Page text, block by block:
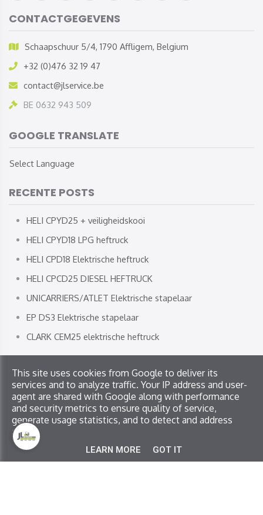
CONTACTGEGEVENS
Schaapschuur 5/4, 1790 Affligem, Belgium
+32 (0)476 32 19 47
contact@jlservice.be
BE 0632 943 509
GOOGLE TRANSLATE
Select Language
RECENTE POSTS
HELI CPYD25 + veiligheidskooi
HELI CPYD18 LPG heftruck
HELI CPD18 Elektrische heftruck
HELI CPCD25 DIESEL HEFTRUCK
UNICARRIERS/ATLET Elektrische stapelaar
EP DS3 Elektrische stapelaar
CLARK CEM25 elektrische heftruck
Copyright © 2026 JL Service. All rights reserved
Privacy & Cookies| UP-TO-DATE WebDesign
This site uses cookies from Google to deliver its
services and to analyze traffic. Your IP address and user-
agent are shared with Google along with performance
and security metrics to ensure quality of service,
generate usage statistics, and to detect and address
abuse.
LEARN MORE GOT IT